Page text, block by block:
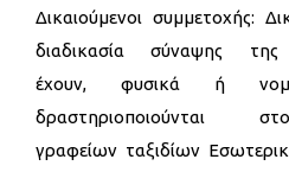
Δικαιούμενοι συμμετοχής:
διαδικασία σύναψης
έχουν, φυσικά ή
γραφείων ταξιδίων